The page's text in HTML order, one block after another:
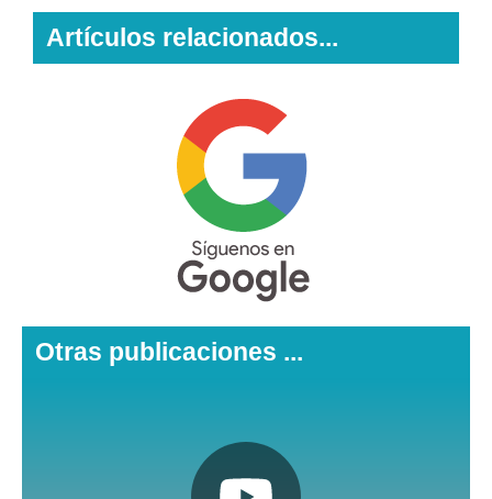
Artículos relacionados...
Otras publicaciones ...